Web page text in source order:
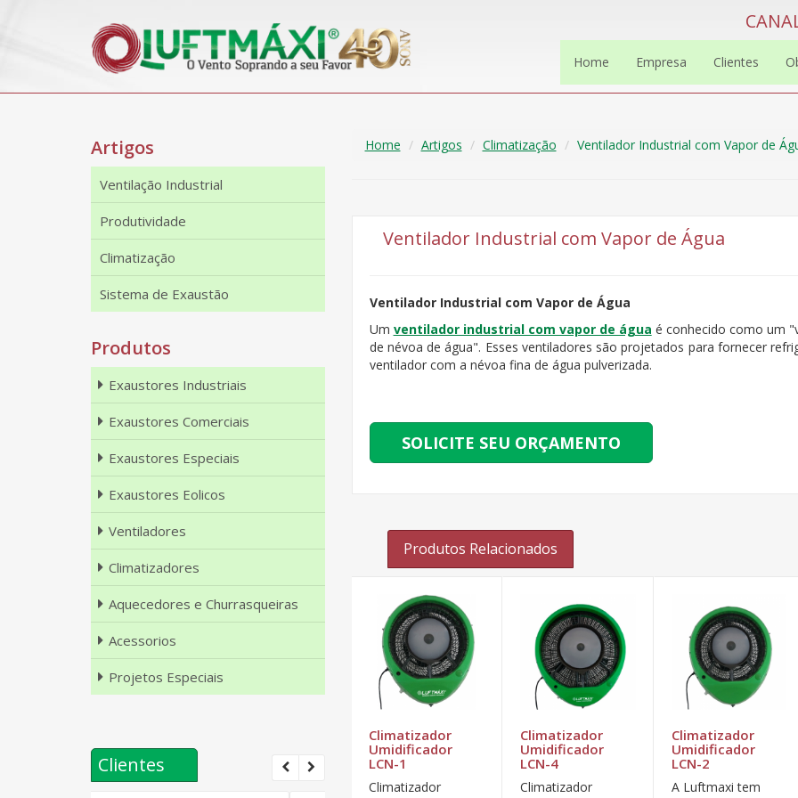
Home Empresa Clientes
Home Artigos Climatização Ventilador Industrial com Vapor de
Ventilador Industrial com Vapor de Água
Ventilador Industrial com Vapor de Água
Um ventilador industrial com vapor de água é conhecido como um
de névoa de água". Esses ventiladores são projetados para fornecer
ventilador com a névoa fina de água pulverizada.
SOLICITE SEU ORÇAMENTO
Produtos Relacionados
Umidificador
LCN-3
Climatizador
Climatizador
Umidificador
LCN-1
Climatizador
Climatizador
Umidificador
LCN-4
Climatizador
Climatizador
Umidificador
LCN-2
A Luftmaxi tem
Artigos
Ventilação Industrial
Produtividade
Climatização
Sistema de Exaustão
Produtos
Exaustores Industriais
Exaustores Comerciais
Exaustores Especiais
Exaustores Eolicos
Ventiladores
Climatizadores
Aquecedores e Churrasqueiras
Acessorios
Projetos Especiais
Clientes